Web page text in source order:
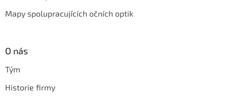
Mapy spolupracujících očních optik
O nás
Tým
Historie firmy